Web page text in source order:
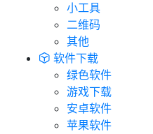
小工具
二维码
其他
软件下载
绿色软件
游戏下载
安卓软件
苹果软件